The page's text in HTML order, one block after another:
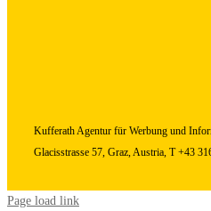
KufferathAgentur für Werbung und
Glacisstrasse 57, Graz, Austria, T +43
Page load link